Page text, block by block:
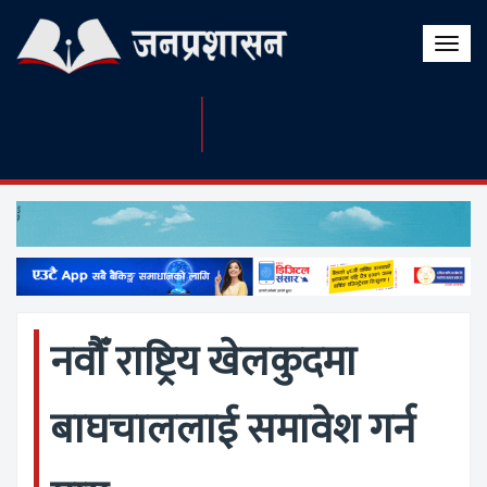
Toggle
नवौँ राष्ट्रिय खेलकुदमा
बाघचाललाई समावेश गर्न